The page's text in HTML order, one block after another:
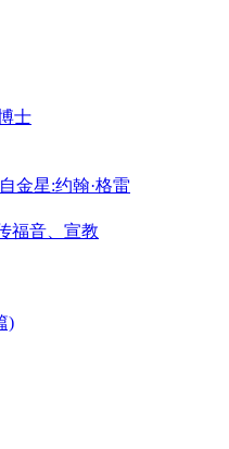
士
金星:约翰·格雷
福音、宣教
)